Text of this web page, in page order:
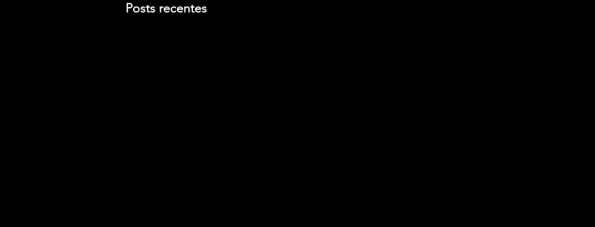
Posts recentes